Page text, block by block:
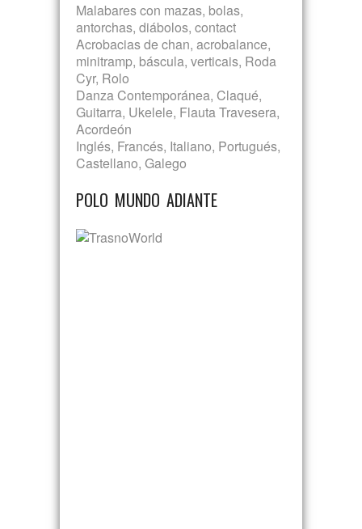
Malabares con mazas, bolas,
antorchas, diábolos, contact
Acrobacias de chan, acrobalance,
minitramp, báscula, verticais, Roda
Cyr, Rolo
Danza Contemporánea, Claqué,
Guitarra, Ukelele, Flauta Travesera,
Acordeón
Inglés, Francés, Italiano, Portugués,
Castellano, Galego
POLO MUNDO ADIANTE